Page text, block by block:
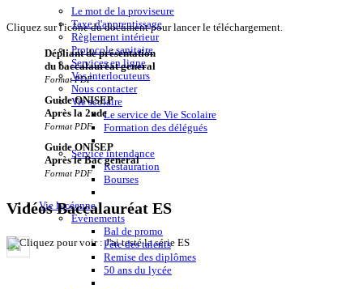
Le mot de la proviseure
Taxe d'apprentissage
Règlement intérieur
Protocole sanitaire
Services en ligne
Vos interlocuteurs
Nous contacter
Vie scolaire
Le service de Vie Scolaire
Formation des délégués
Service intendance
Restauration
Bourses
Vie lycéenne
Evènements
Bal de promo
Fête des talents
Remise des diplômes
50 ans du lycée
Cliquez sur l'icône du document pour lancer le téléchargement.
Dépliant de présentation
du baccalauréat general
Format PDF
Guide ONISEP
Après la 2nde
Format PDF
Guide ONISEP
Après le Bac general
Format PDF
Vidéos Baccalauréat ES